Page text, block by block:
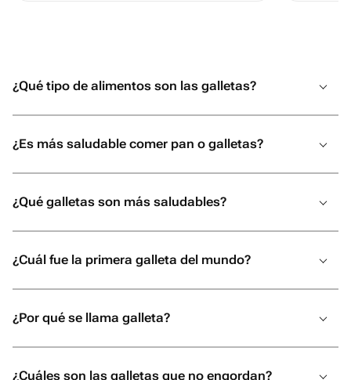
¿Qué tipo de alimentos son las galletas?
¿Es más saludable comer pan o galletas?
¿Qué galletas son más saludables?
¿Cuál fue la primera galleta del mundo?
¿Por qué se llama galleta?
¿Cuáles son las galletas que no engordan?